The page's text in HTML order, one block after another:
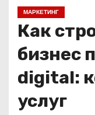
МАРКЕТИНГ
Как
бизнес
digital:
услуг